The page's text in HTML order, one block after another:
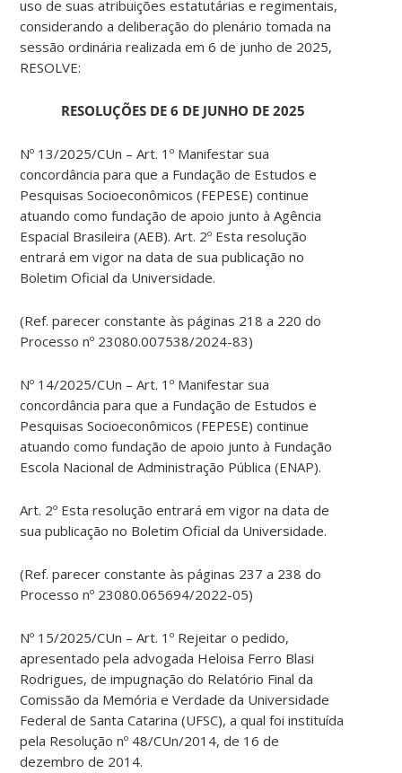
uso de suas atribuições estatutárias e regimentais,
considerando a deliberação do plenário tomada na
sessão ordinária realizada em 6 de junho de 2025,
RESOLVE:
RESOLUÇÕES DE 6 DE JUNHO DE 2025
Nº 13/2025/CUn – Art. 1º Manifestar sua
concordância para que a Fundação de Estudos e
Pesquisas Socioeconômicos (FEPESE) continue
atuando como fundação de apoio junto à Agência
Espacial Brasileira (AEB). Art. 2º Esta resolução
entrará em vigor na data de sua publicação no
Boletim Oficial da Universidade.
(Ref. parecer constante às páginas 218 a 220 do
Processo nº 23080.007538/2024-83)
Nº 14/2025/CUn – Art. 1º Manifestar sua
concordância para que a Fundação de Estudos e
Pesquisas Socioeconômicos (FEPESE) continue
atuando como fundação de apoio junto à Fundação
Escola Nacional de Administração Pública (ENAP).
Art. 2º Esta resolução entrará em vigor na data de
sua publicação no Boletim Oficial da Universidade.
(Ref. parecer constante às páginas 237 a 238 do
Processo nº 23080.065694/2022-05)
Nº 15/2025/CUn – Art. 1º Rejeitar o pedido,
apresentado pela advogada Heloisa Ferro Blasi
Rodrigues, de impugnação do Relatório Final da
Comissão da Memória e Verdade da Universidade
Federal de Santa Catarina (UFSC), a qual foi instituída
pela Resolução nº 48/CUn/2014, de 16 de
dezembro de 2014.